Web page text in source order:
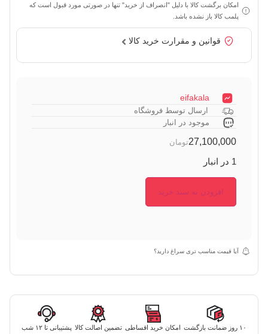
امکان برگشت کالا با دلیل "انصراف از خرید" تنها در صورتی مورد قبول است که
پلمب کالا باز نشده باشد.
قوانین و مقرارت خرید کالا
eifakala
ارسال توسط فروشگاه
موجود در انبار
27,100,000تومان
1 در انبار
افزودن به سبد خرید
آیا قیمت مناسب تری سراغ دارید؟
۱۰ روز ضمانت بازگشت امکان خرید اقساطی تضمین اصالت کالا پشتیبانی تا ۱۲ شب